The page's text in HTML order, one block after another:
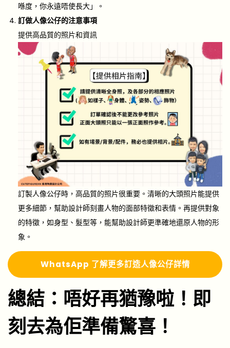
喺度，你永遠唔使長大」。
訂做人像公仔的注意事項
提供高品質的照片和資訊
訂製人像公仔時，高品質的照片很重要。清晰的大頭照片能提供
更多細節，幫助設計師刻畫人物的面部特徵和表情。再提供對象
的特徵，如身型、髮型等，能幫助設計師更準確地還原人物的形
象。
WhatsApp 了解更多訂造人像公仔詳情
總結：唔好再猶豫啦！即
刻去為佢準備驚喜！